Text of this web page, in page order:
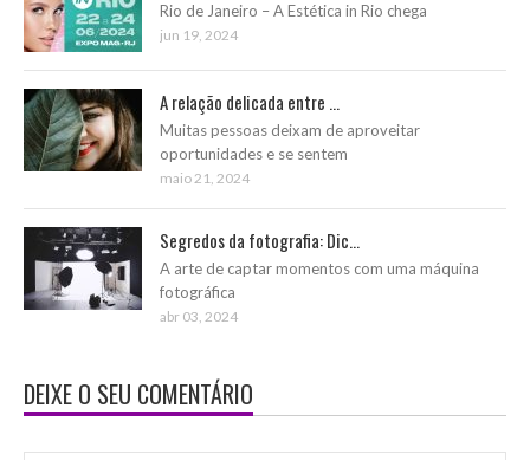
Rio de Janeiro – A Estética in Rio chega
jun 19, 2024
A relação delicada entre ...
Muitas pessoas deixam de aproveitar
oportunidades e se sentem
maio 21, 2024
Segredos da fotografia: Dic...
A arte de captar momentos com uma máquina
fotográfica
abr 03, 2024
DEIXE O SEU COMENTÁRIO